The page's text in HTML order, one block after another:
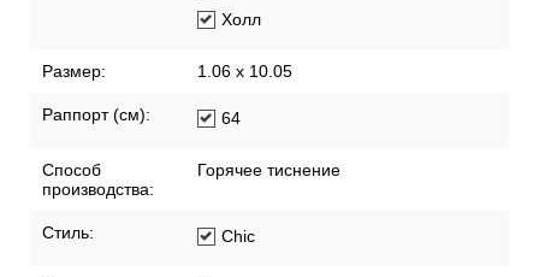
Холл
Размер: 1.06 x 10.05
Раппорт (см): 64
Способ
производства:
Горячее тиснение
Стиль: Chic